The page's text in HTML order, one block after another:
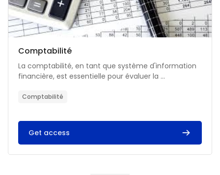
Catégorie de cours
Nom du cours
Comptabilité
Résumé du cours :
La comptabilité, en tant que système d'information
financière, est essentielle pour évaluer la ...
Comptabilité
Get access